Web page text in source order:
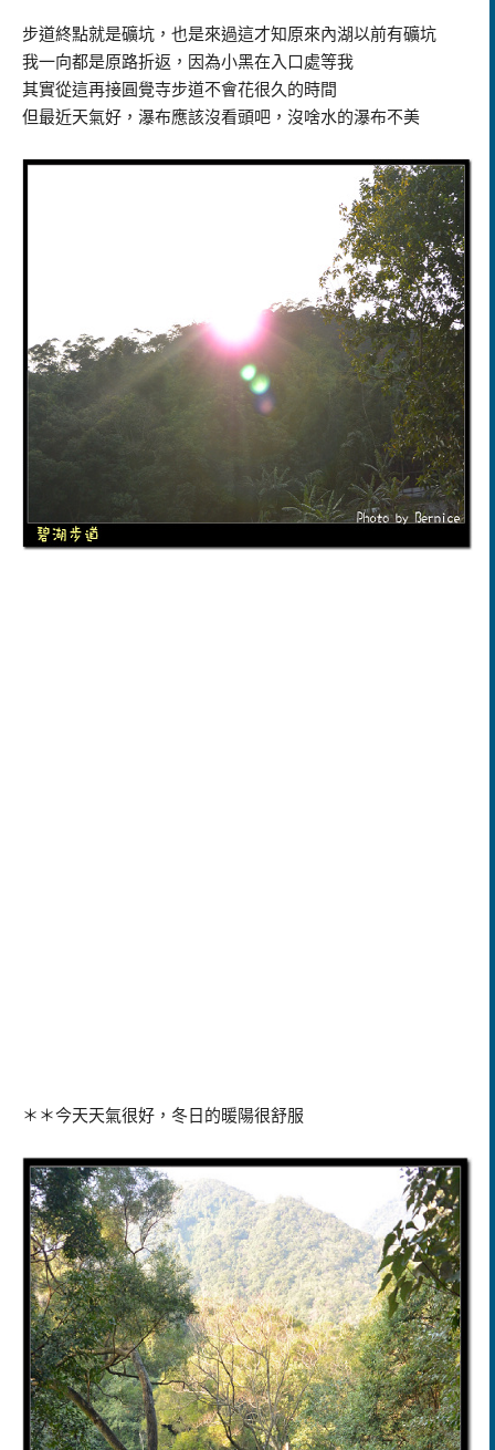
步道終點就是礦坑，也是來過這才知原來內湖以前有礦坑
我一向都是原路折返，因為小黑在入口處等我
其實從這再接圓覺寺步道不會花很久的時間
但最近天氣好，瀑布應該沒看頭吧，沒啥水的瀑布不美
＊＊今天天氣很好，冬日的暖陽很舒服